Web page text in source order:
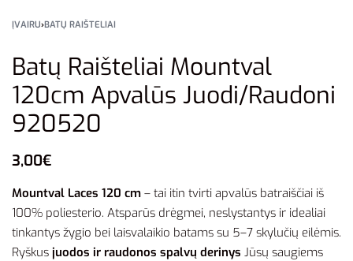
ĮVAIRU›BATŲ RAIŠTELIAI
Batų Raišteliai Mountval
120cm Apvalūs Juodi/Raudoni
920520
3,00€
Mountval Laces 120 cm – tai itin tvirti apvalūs batraiščiai iš
100% poliesterio. Atsparūs drėgmei, neslystantys ir idealiai
tinkantys žygio bei laisvalaikio batams su 5–7 skylučių eilėmis.
Ryškus juodos ir raudonos spalvų derinys Jūsų saugiems